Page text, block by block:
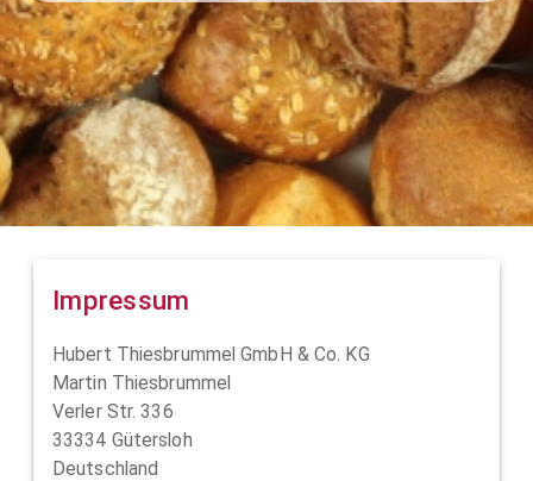
Impressum
Hubert Thiesbrummel GmbH & Co. KG
Martin Thiesbrummel
Verler Str. 336
33334 Gütersloh
Deutschland